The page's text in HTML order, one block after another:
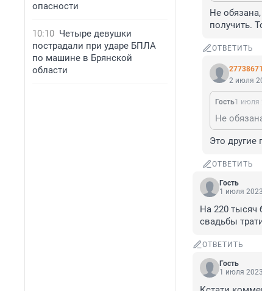
опасности
10:10 Четыре девушки
пострадали при ударе БПЛА
по машине в Брянской
области
Не
получить.
ОТВЕТИТЬ
2 июля
Гость1 июля
Это другие
ОТВЕТИТЬ
Гость
1 июля
На 220 тысяч
свадьбы
ОТВЕТИТЬ
Гость
1 июля